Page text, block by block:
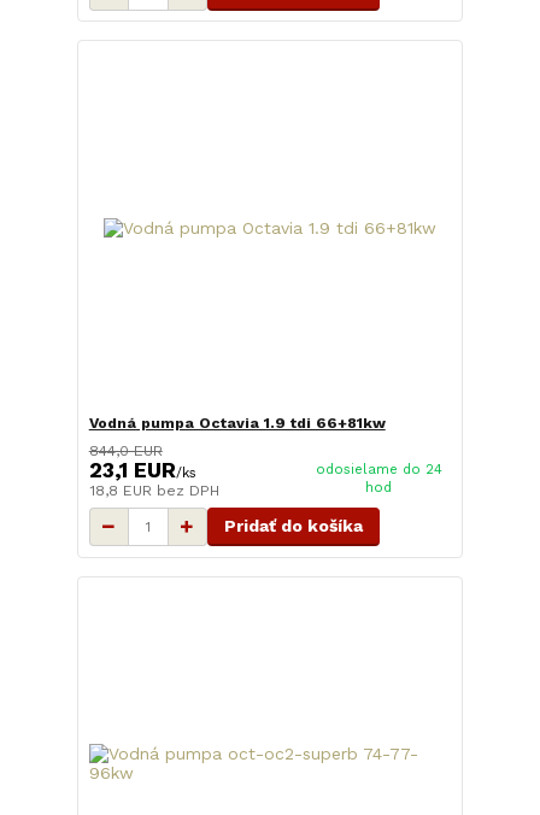
Vodná pumpa Octavia 1.9 tdi 66+81kw
844,0 EUR
23,1 EUR/ks
18,8 EUR bez DPH
odosielame do 24
hod
Pridať do košíka